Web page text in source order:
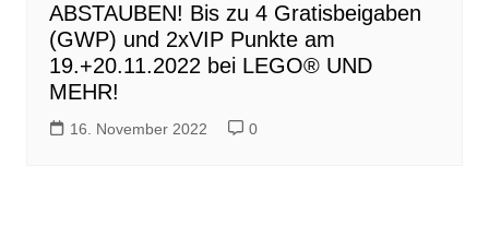
ABSTAUBEN! Bis zu 4 Gratisbeigaben
(GWP) und 2xVIP Punkte am
19.+20.11.2022 bei LEGO® UND
MEHR!
16. November 2022 0